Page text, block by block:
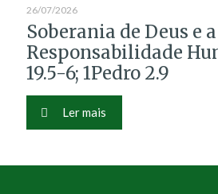
26/07/2026
Soberania de Deus e a
Responsabilidade
19.5-6; 1Pedro 2.9
Ler mais